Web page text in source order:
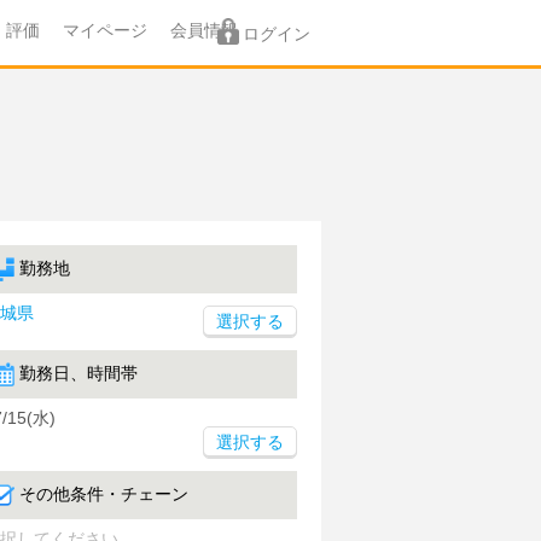
評価 マイページ 会員情報 ログイン
勤務地
県
勤務日、時間帯
15(水)
選択する
その他条件・チェーン